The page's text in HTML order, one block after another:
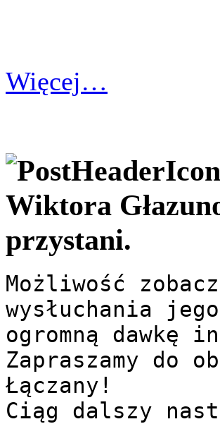
Więcej…
Wiktora
przystani.
Możliwość
wysłuchania
ogromną dawkę
Zapraszamy do
Łączany!
Ciąg dalszy